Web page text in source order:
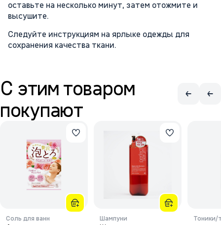
оставьте на несколько минут, затем отожмите и
высушите.
Следуйте инструкциям на ярлыке одежды для
сохранения качества ткани.
С этим товаром
покупают
Соль для ванн Шампуни
Тоники/